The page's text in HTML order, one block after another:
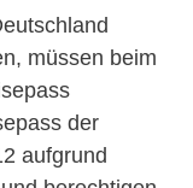
müssen beim
der
aufgrund